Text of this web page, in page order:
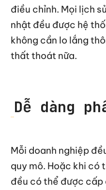
điều chỉnh. Mọi lịch
nhật đều được hệ
không cần lo lắng
thất thoát nữa.
Dễ dàng
Mỗi doanh nghiệp
quy mô. Hoặc khi có
đều có thể được cấp